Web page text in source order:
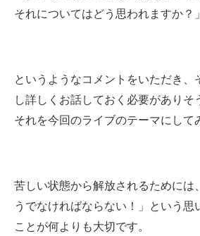
それについてはどう思われますか？」
というようなコメントをいただき、
し詳しくお話しておく必要がありそ
それを今回のライブのテーマにして
苦しい状態から解放されるためには
うでなければならない！」という思
ことが何よりも大切です。